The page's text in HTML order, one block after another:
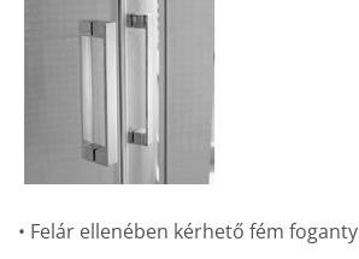
• Felár ellenében kérhető fém